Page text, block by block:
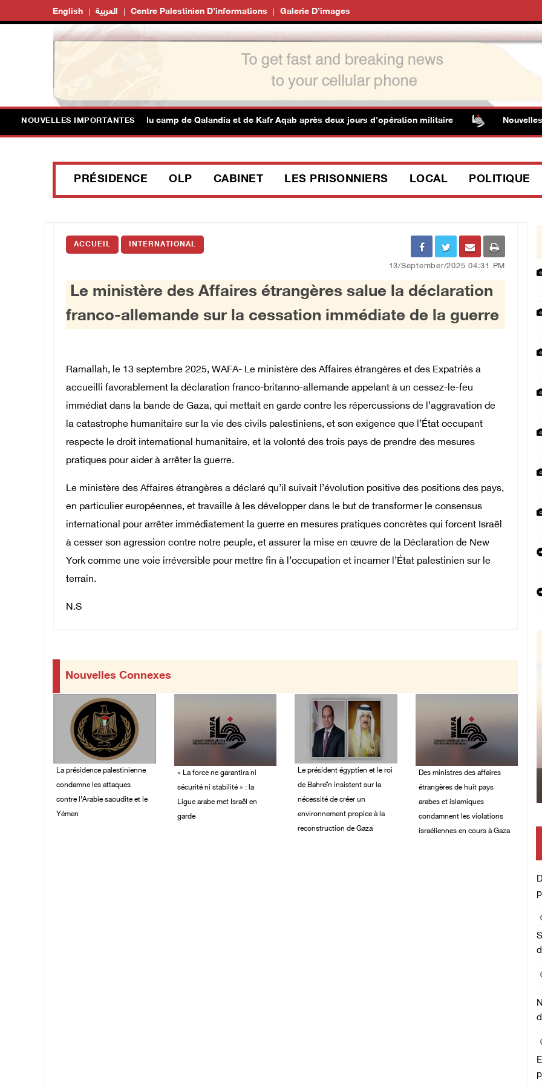
English العربية Centre Palestinien D’informations Galerie D’images
NOUVELLES IMPORTANTES
: l'armée israélienne se retire du camp de Qalandia et de Kafr Aqab après deux jours d'opération militaire Nouvelles
PRÉSIDENCE OLP CABINET LES PRISONNIERS LOCAL POLITIQUE
ACCUEIL INTERNATIONAL
13/September/2025 04:31 PM
Le ministère des Affaires étrangères salue la déclaration
franco-allemande sur la cessation immédiate de la guerre
Ramallah, le 13 septembre 2025, WAFA- Le ministère des Affaires étrangères et des Expatriés a
accueilli favorablement la déclaration franco-britanno-allemande appelant à un cessez-le-feu
immédiat dans la bande de Gaza, qui mettait en garde contre les répercussions de l’aggravation de
la catastrophe humanitaire sur la vie des civils palestiniens, et son exigence que l’État occupant
respecte le droit international humanitaire, et la volonté des trois pays de prendre des mesures
pratiques pour aider à arrêter la guerre.
Le ministère des Affaires étrangères a déclaré qu’il suivait l’évolution positive des positions des pays,
en particulier européennes, et travaille à les développer dans le but de transformer le consensus
international pour arrêter immédiatement la guerre en mesures pratiques concrètes qui forcent Israël
à cesser son agression contre notre peuple, et assurer la mise en œuvre de la Déclaration de New
York comme une voie irréversible pour mettre fin à l’occupation et incarner l’État palestinien sur le
terrain.
N.S
Nouvelles Connexes
La présidence palestinienne
condamne les attaques
contre l’Arabie saoudite et le
Yémen
« La force ne garantira ni
sécurité ni stabilité » : la
Ligue arabe met Israël en
garde
Le président égyptien et le roi
de Bahreïn insistent sur la
nécessité de créer un
environnement propice à la
reconstruction de Gaza
Des ministres des affaires
étrangères de huit pays
arabes et islamiques
condamnent les violations
israéliennes en cours à Gaza